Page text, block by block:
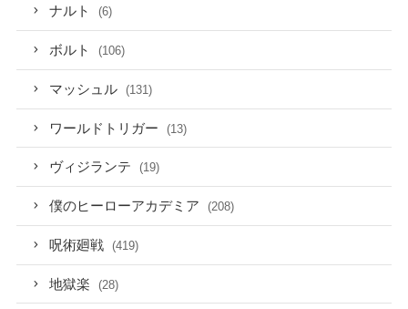
ナルト (6)
ボルト (106)
マッシュル (131)
ワールドトリガー (13)
ヴィジランテ (19)
僕のヒーローアカデミア (208)
呪術廻戦 (419)
地獄楽 (28)